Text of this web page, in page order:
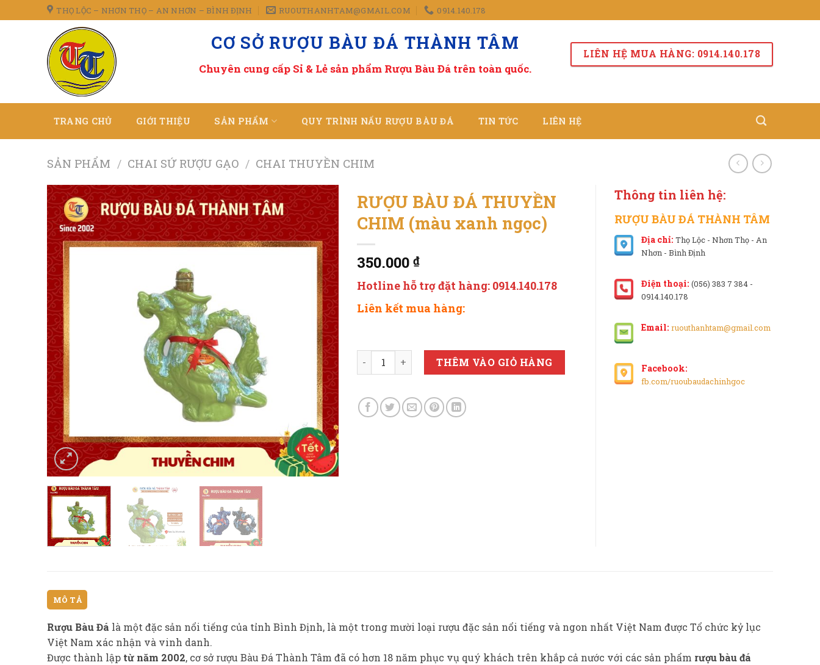
to
THỌ LỘC – NHƠN THỌ – AN NHƠN – BÌNH ĐỊNH RUOUTHANHTAM@GMAIL.COM 0914.140.178
CƠ SỞ RƯỢU BÀU ĐÁ THÀNH TÂM
Chuyên cung cấp Sỉ & Lẻ sản phẩm Rượu Bàu Đá trên toàn quốc.
LIÊN HỆ MUA HÀNG: 0914.140.178
TRANG CHỦ GIỚI THIỆU SẢN PHẨM QUY TRÌNH NẤU RƯỢU BÀU ĐÁ TIN TỨC LIÊN HỆ
SẢN PHẨM / CHAI SỨ RƯỢU GẠO / CHAI THUYỀN CHIM
RƯỢU BÀU ĐÁ THUYỀN
CHIM (màu xanh ngọc)
350.000₫
Hotline hỗ trợ đặt hàng: 0914.140.178
Liên kết mua hàng:
RƯỢU BÀU ĐÁ THUYỀN CHIM (màu xanh ngọc) số lượng
THÊM VÀO GIỎ HÀNG
Thông tin liên hệ:
RƯỢU BÀU ĐÁ THÀNH TÂM
Địa chỉ: Thọ Lộc - Nhơn Thọ - An
Nhơn - Bình Định
Điện thoại: (056) 383 7 384 -
0914.140.178
Email: ruouthanhtam@gmail.com
Facebook:
fb.com/ruoubaudachinhgoc
MÔ TẢ
Rượu Bàu Đá là một đặc sản nổi tiếng của tỉnh Bình Định, là một trong mười loại rượu đặc sản nổi tiếng và ngon nhất Việt Nam được Tổ chức kỷ lục
Việt Nam xác nhận và vinh danh.
Được thành lập từ năm 2002, cơ sở rượu Bàu Đá Thành Tâm đã có hơn 18 năm phục vụ quý khách trên khắp cả nước với các sản phẩm rượu bàu đá